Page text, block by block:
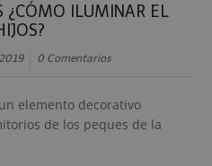
¿CÓMO ILUMINAR EL
0 Comentarios
elemento decorativo
de los peques de la